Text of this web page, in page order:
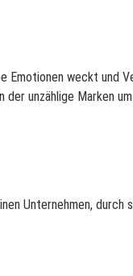
Emotionen weckt
unzählige Marken
Unternehmen,